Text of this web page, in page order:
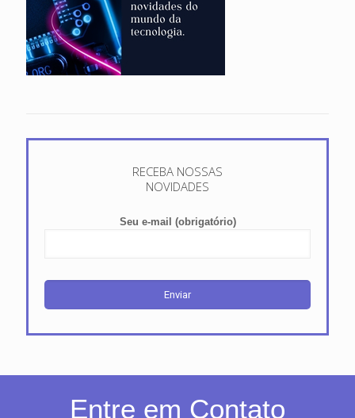
Seu e-mail (obrigatório)
Entre em Contato
sábado: 10h às 14h